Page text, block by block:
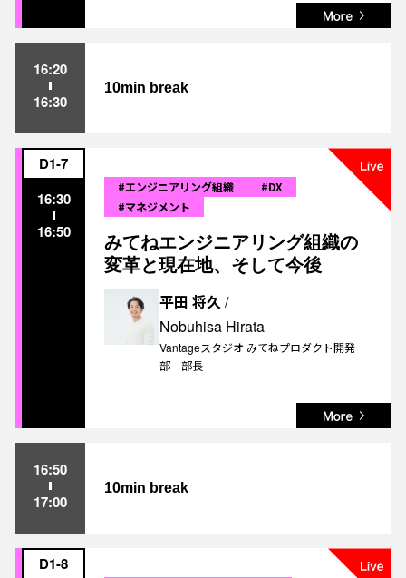
CONCEPT
16:20
16:30
10min break
D1-7
16:30
16:50
#エンジニアリング組織
#DX
#マネジメント
みてねエンジニアリング組織の
変革と現在地、そして今後
平田 将久/
Nobuhisa Hirata
Vantageスタジオ みてねプロダクト開発
部 部長
16:50
17:00
10min break
D1-8